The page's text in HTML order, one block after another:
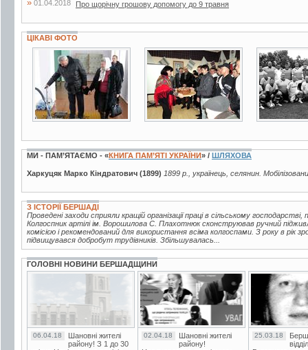
» 01.04.2018 Про щорічну грошову допомогу до 9 травня
ЦІКАВІ ФОТО
3 фото 2 фото 2 фото
МИ - ПАМ’ЯТАЄМО - «КНИГА ПАМ’ЯТІ УКРАЇНИ» / ШЛЯХОВА
Харкуцяк Марко Кіндратович (1899) 1899 р., українець, селянин.
З ІСТОРІЇ БЕРШАДІ
Проведені заходи сприяли кращій організації праці в сільському господарстві,
Колгоспник артілі ім. Ворошилова С. Плахотнюк сконструював ручний
комісією і рекомендований для використання всіма колгоспами. З року в рік
підвищувався добробут трудівників. Збільшувалась...
ГОЛОВНІ НОВИНИ БЕРШАДЩИНИ
06.04.18
Шановні жителі
району! З 1 до 30
02.04.18
Шановні жителі
району!
25.03.18